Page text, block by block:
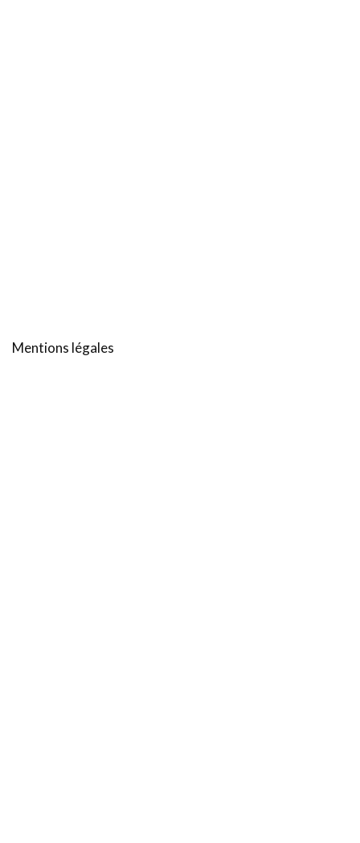
Mentions légales